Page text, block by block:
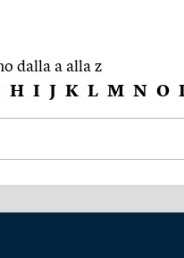
dalla a alla z
H I J K L M N O